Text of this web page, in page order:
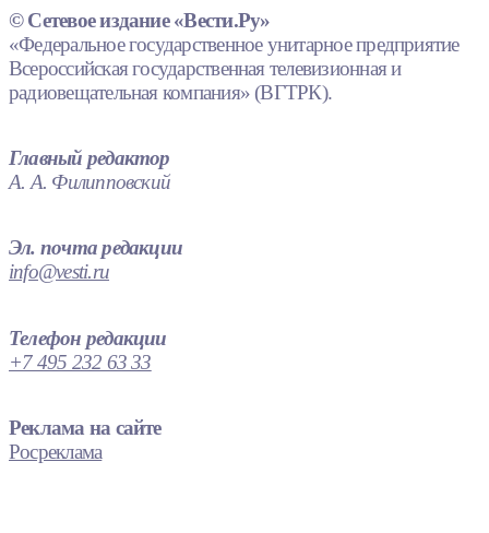
© Сетевое издание «Вести.Ру»
«Федеральное государственное унитарное предприятие
Всероссийская государственная телевизионная и
радиовещательная компания» (ВГТРК).
Главный редактор
А. А. Филипповский
Эл. почта редакции
info@vesti.ru
Телефон редакции
+7 495 232 63 33
Реклама на сайте
Росреклама